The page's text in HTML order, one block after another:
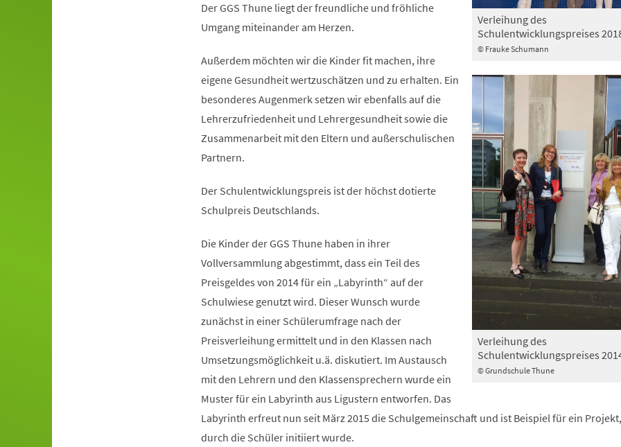
© Frauke Schumann
Verleihung des
Schulentwicklungspreises
© Grundschule Thune
Verleihung des
Schulentwicklungspreises
Der GGS Thune liegt der freundliche und fröhliche
Umgang miteinander am Herzen.
Außerdem möchten wir die Kinder fit machen, ihre
eigene Gesundheit wertzuschätzen und zu erhalten. Ein
besonderes Augenmerk setzen wir ebenfalls auf die
Lehrerzufriedenheit und Lehrergesundheit sowie die
Zusammenarbeit mit den Eltern und außerschulischen
Partnern.
Der Schulentwicklungspreis ist der höchst dotierte
Schulpreis Deutschlands.
Die Kinder der GGS Thune haben in ihrer
Vollversammlung abgestimmt, dass ein Teil des
Preisgeldes von 2014 für ein „Labyrinth“ auf der
Schulwiese genutzt wird. Dieser Wunsch wurde
zunächst in einer Schülerumfrage nach der
Preisverleihung ermittelt und in den Klassen nach
Umsetzungsmöglichkeit u.ä. diskutiert. Im Austausch
mit den Lehrern und den Klassensprechern wurde ein
Muster für ein Labyrinth aus Ligustern entworfen. Das
Labyrinth erfreut nun seit März 2015 die Schulgemeinschaft und ist Beispiel für ein
durch die Schüler initiiert wurde.